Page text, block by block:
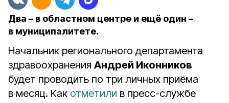
Два – в областном центре и ещё один –
в муниципалитете.
Начальник регионального департамента
здравоохранения Андрей Иконников
будет проводить по три личных приёма
в месяц. Как отметили в пресс-службе